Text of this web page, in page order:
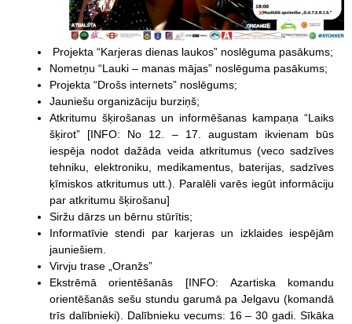
Projekta “Karjeras dienas laukos” noslēguma pasākums;
Nometņu “Lauki – manas mājas” noslēguma pasākums;
Projekta “Drošs internets” noslēgums;
Jauniešu organizāciju burziņš;
Atkritumu šķirošanas un informēšanas kampaņa “Laiks
šķirot” [INFO: No 12. – 17. augustam ikvienam būs
iespēja nodot dažāda veida atkritumus (veco sadzīves
tehniku, elektroniku, medikamentus, baterijas, sadzīves
ķīmiskos atkritumus utt.). Paralēli varēs iegūt informāciju
par atkritumu šķirošanu]
Siržu dārzs un bērnu stūrītis;
Informatīvie stendi par karjeras un izklaides iespējām
jauniešiem.
Virvju trase „Oranžs”
Ekstrēmā orientēšanās [INFO: Azartiska komandu
orientēšanās sešu stundu garumā pa Jelgavu (komandā
trīs dalībnieki). Dalībnieku vecums: 16 – 30 gadi. Sīkāka